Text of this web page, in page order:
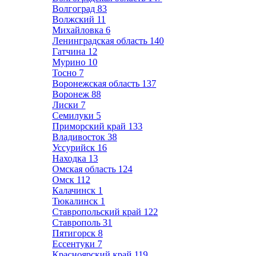
Волгоград 83
Волжский 11
Михайловка 6
Ленинградская область 140
Гатчина 12
Мурино 10
Тосно 7
Воронежская область 137
Воронеж 88
Лиски 7
Семилуки 5
Приморский край 133
Владивосток 38
Уссурийск 16
Находка 13
Омская область 124
Омск 112
Калачинск 1
Тюкалинск 1
Ставропольский край 122
Ставрополь 31
Пятигорск 8
Ессентуки 7